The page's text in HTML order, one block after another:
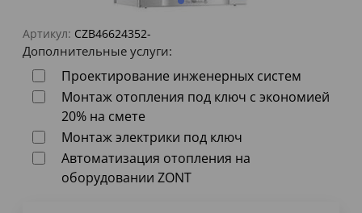
Артикул: CZB46624352-
Дополнительные услуги:
Проектирование инженерных систем
Монтаж отопления под ключ с экономией
20% на смете
Монтаж электрики под ключ
Автоматизация отопления на
оборудовании ZONT